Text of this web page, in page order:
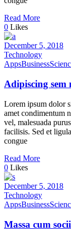
Read More
0 Likes
December 5, 2018
Technology
AppsBusiness
Adipiscing sem
Lorem ipsum dolor
amet condimentum
vel, malesuada
facilisis. Sed et
congue
Read More
0 Likes
December 5, 2018
Technology
AppsBusiness
Massa cum